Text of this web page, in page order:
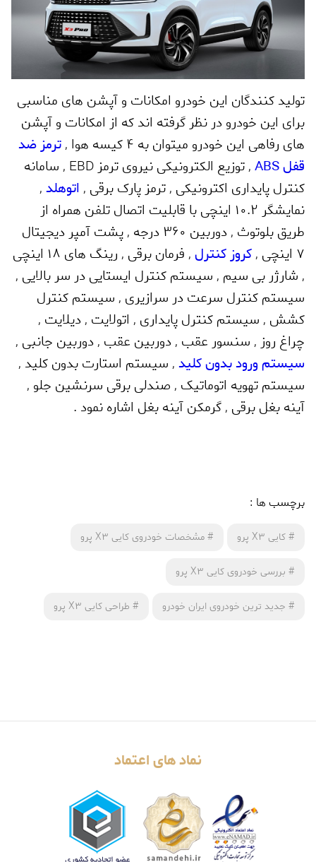
تولید کنندگان این خودرو امکانات و آپشن های مناسبی
برای این خودرو در نظر گرفته اند که از امکانات و آپشن
های رفاهی این خودرو میتوان به 4 کیسه هوا
,ترمز ضد
قفلABS
,توزیع الکترونیکی نیروی ترمزEBD
,سامانه
کنترل پایداری اکترونیکی ,ترمز پارک برقی , اتوهلد,
نمایشگر 10.2 اینچی با قابلیت اتصال تلفن همراه از
طریق بلوتوث ,دوربین 360 درجه ,پشت آمپر دیجیتال
7 اینچی
,کروز کنترل,فرمان برقی ,رینگ های 18 اینچی
,شارژر بی سیم ,سیستم کنترل ایستایی در سر بالایی ,
سیستم کنترل سرعت در سرازیری ,سیستم کنترل
کشش ,سیستم کنترل پایداری , اتولایت ,دیلایت ,
چراغ روز,سنسور عقب ,دوربین عقب ,دوربین جانبی ,
سیستم ورود بدون کلید,سیستم استارت بدون کلید ,
سیستم تهویه اتوماتیک ,صندلی برقی سرنشین جلو ,
آینه بغل برقی ,گرمکن آینه بغل اشاره نمود .
برچسب ها :
#کایی X3 پرو #مشخصات خودروی کایی X3 پرو
# بررسی خودروی کایی X3 پرو
# جدید ترین خودروی ایران خودرو # طراحی کایی X3 پرو
نماد های اعتماد